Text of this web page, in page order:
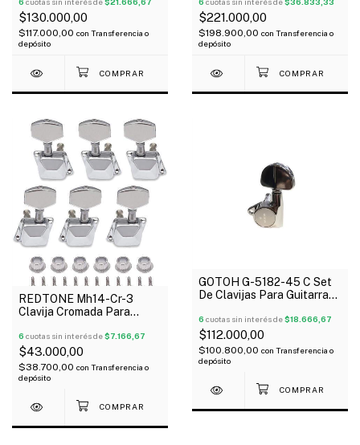
$130.000,00
$117.000,00 con Transferencia o
depósito
$221.000,00
$198.900,00 con Transferencia o
depósito
REDTONE Mh14-Cr-3
Clavija Cromada Para
Eléctrica 3+3
6 cuotas sin interés de$7.166,67
$43.000,00
$38.700,00 con Transferencia o
depósito
GOTOH G-5182-45 C Set
De Clavijas Para Guitarra
6 cuotas sin interés de$18.666,67
$112.000,00
$100.800,00 con Transferencia o
depósito